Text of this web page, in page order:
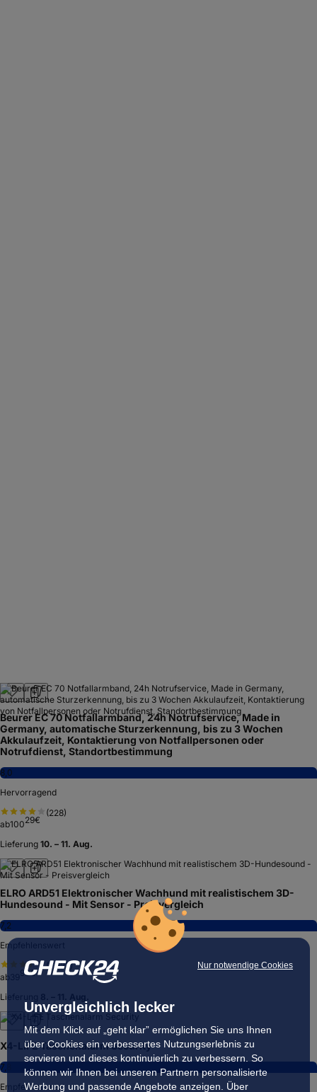
Nur notwendige Cookies
Unvergleichlich lecker
Mit dem Klick auf „geht klar” ermöglichen Sie uns Ihnen
über Cookies ein verbessertes Nutzungserlebnis zu
servieren und dieses kontinuierlich zu verbessern. So
können wir Ihnen bei unseren Partnern personalisierte
Werbung und passende Angebote anzeigen. Über
Beurer EC 70 Notfallarmband, 24h Notrufservice, Made in
Germany, automatische Sturzerkennung, bis zu 3 Wochen
Akkulaufzeit, Kontaktierung von Notfallpersonen oder
Notrufdienst, Standortbestimmung
8,0
Hervorragend
(228)
ab10029€
Lieferung 10. – 11. Aug.
ELRO ARD51 Elektronischer Wachhund mit realistischem 3D-
Hundesound - Mit Sensor - Preisvergleich
7,2
Empfehlenswert
(1.023)
ab
99€
Lieferung
X4-LIFE Taschenalarm Security
7,8
Empfehlenswert